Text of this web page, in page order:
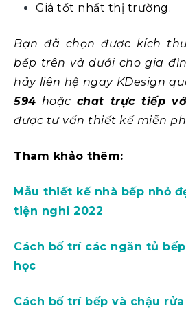
Giá tốt nhất thị trường.
Bạn đã chọn được kích
bếp trên và dưới cho gia
hãy liên hệ ngay KDesign
594 hoặc chat trực tiếp
được tư vấn thiết kế miễn
Tham khảo thêm:
Mẫu thiết kế nhà bếp nhỏ
tiện nghi 2022
Cách bố trí các ngăn tủ
học
Cách bố trí bếp và chậu